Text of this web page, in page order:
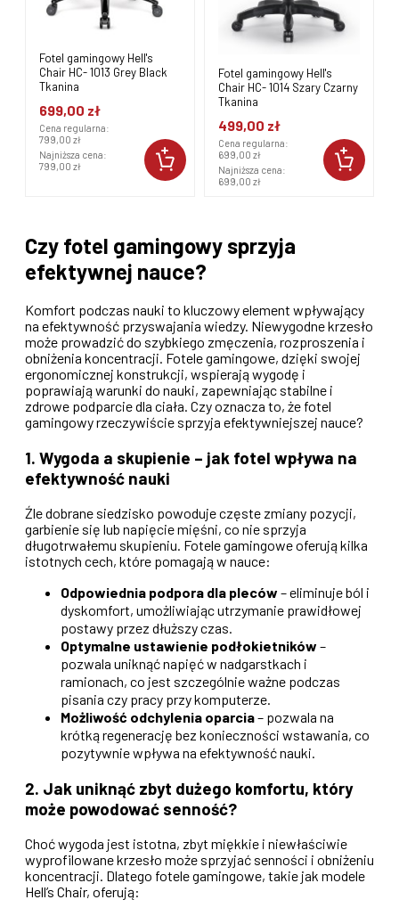
Fotel gamingowy Hell's
Chair HC- 1014 Szary Czarny
499,00 zł
Cena regularna:
699,00 zł
Najniższa cena:
499,00 zł
Cena regularna:
699,00 zł
699,00 zł
Czy fotel gamingowy sprzyja
efektywnej nauce?
Komfort podczas nauki to kluczowy element wpływający
na efektywność przyswajania wiedzy. Niewygodne krzesło
może prowadzić do szybkiego zmęczenia, rozproszenia i
obniżenia koncentracji. Fotele gamingowe, dzięki swojej
ergonomicznej konstrukcji, wspierają wygodę i
poprawiają warunki do nauki, zapewniając stabilne i
zdrowe podparcie dla ciała. Czy oznacza to, że fotel
gamingowy rzeczywiście sprzyja efektywniejszej nauce?
1. Wygoda a skupienie – jak fotel wpływa na
efektywność nauki
Źle dobrane siedzisko powoduje częste zmiany pozycji,
garbienie się lub napięcie mięśni, co nie sprzyja
długotrwałemu skupieniu. Fotele gamingowe oferują kilka
istotnych cech, które pomagają w nauce:
Odpowiednia podpora dla pleców – eliminuje ból i
dyskomfort, umożliwiając utrzymanie prawidłowej
postawy przez dłuższy czas.
Optymalne ustawienie podłokietników –
pozwala uniknąć napięć w nadgarstkach i
ramionach, co jest szczególnie ważne podczas
pisania czy pracy przy komputerze.
Możliwość odchylenia oparcia– pozwala na
krótką regenerację bez konieczności wstawania, co
pozytywnie wpływa na efektywność nauki.
2. Jak uniknąć zbyt dużego komfortu, który
może powodować senność?
Choć wygoda jest istotna, zbyt miękkie i niewłaściwie
wyprofilowane krzesło może sprzyjać senności i obniżeniu
koncentracji. Dlatego fotele gamingowe, takie jak modele
Hell’s Chair, oferują: